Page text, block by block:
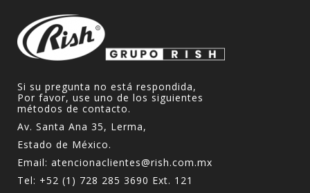
Si su pregunta no está respondida,
Por favor, use uno de los siguientes
métodos de contacto.
Av. Santa Ana 35, Lerma,
Estado de México.
Email: atencionaclientes@rish.com.mx
Tel: +52 (1) 728 285 3690 Ext. 121